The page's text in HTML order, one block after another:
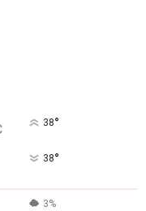
38°
38°
3%